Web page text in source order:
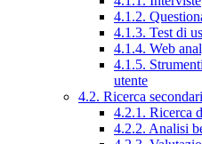
4.1.2.
4.1.3. Test di
4.1.4. Web
4.1.5.
utente
4.2. Ricerca
4.2.1. Ricerca
4.2.2. Analisi